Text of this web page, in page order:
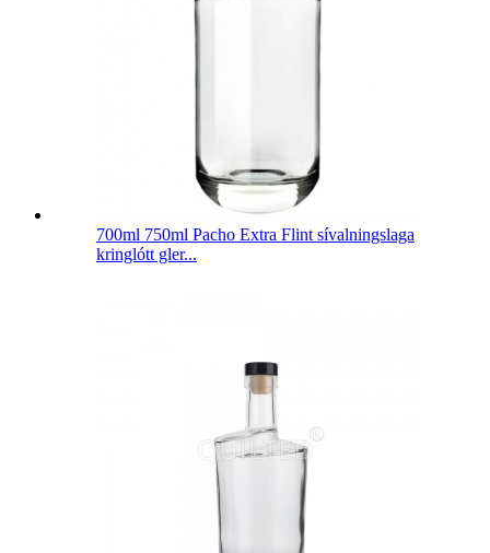
700ml 750ml Pacho Extra Flint sívalningslaga
kringlótt gler...